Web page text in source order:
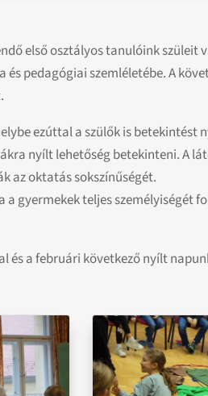
első osztályos tanulóink
pedagógiai szemléletébe. A
ezúttal a szülők is
nyílt lehetőség betekinteni. A
az oktatás sokszínűségét.
gyermekek teljes személyiségét
a februári következő nyílt